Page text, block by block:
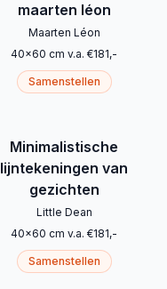
maarten léon
Maarten Léon
40x60 cm v.a. €181,-
Samenstellen
Minimalistische
lijntekeningen van
gezichten
Little Dean
40x60 cm v.a. €181,-
Samenstellen